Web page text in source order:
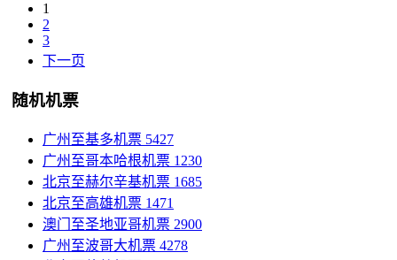
1
2
3
下一页
随机机票
广州至基多机票 5427
广州至哥本哈根机票 1230
北京至赫尔辛基机票 1685
北京至高雄机票 1471
澳门至圣地亚哥机票 2900
广州至波哥大机票 4278